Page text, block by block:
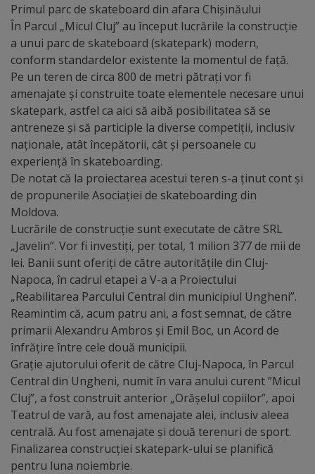
Cetățeni
de
onoare
Deținători
ai
titlului
„Merite
pentru
Ungheni”
Diplome
de
Excelență
Ungheniul
turistic
Obiective
turistice
Primul parc de skateboard din afara Chișinăului
În Parcul „Micul Cluj” au început lucrările la construcție
a unui parc de skateboard (skatepark) modern,
conform standardelor existente la momentul de față.
Pe un teren de circa 800 de metri pătrați vor fi
amenajate și construite toate elementele necesare unui
skatepark, astfel ca aici să aibă posibilitatea să se
antreneze și să participle la diverse competiții, inclusiv
naționale, atât începătorii, cât și persoanele cu
experiență în skateboarding.
De notat că la proiectarea acestui teren s-a ținut cont și
de propunerile Asociației de skateboarding din
Moldova.
Lucrările de construcție sunt executate de către SRL
„Javelin”. Vor fi investiți, per total, 1 milion 377 de mii de
lei. Banii sunt oferiți de către autoritățile din Cluj-
Napoca, în cadrul etapei a V-a a Proiectului
„Reabilitarea Parcului Central din municipiul Ungheni”.
Reamintim că, acum patru ani, a fost semnat, de către
primarii Alexandru Ambros și Emil Boc, un Acord de
înfrățire între cele două municipii.
Grație ajutorului oferit de către Cluj-Napoca, în Parcul
Central din Ungheni, numit în vara anului curent ”Micul
Cluj”, a fost construit anterior „Orășelul copiilor”, apoi
Teatrul de vară, au fost amenajate alei, inclusiv aleea
centrală. Au fost amenajate și două terenuri de sport.
Finalizarea construcției skatepark-ului se planifică
pentru luna noiembrie.